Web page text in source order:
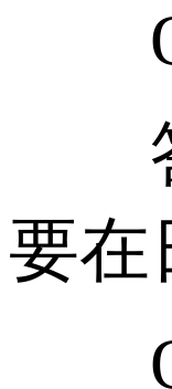
Q3
答
要在
Q4